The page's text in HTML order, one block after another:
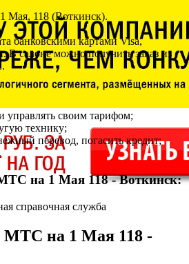
Мая, 118 (Воткинск).
банковскими картами Visa,
салоне можно получить заказ из
своим тарифом;
технику;
перевод, погасить кредит;
на 1 Мая 118 - Воткинск:
справочная служба
МТС на 1 Мая 118 -